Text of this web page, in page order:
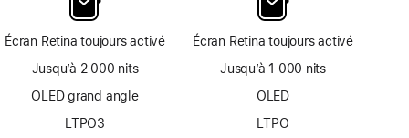
Écran Retina toujours activé
Jusqu’à 2 000 nits
OLED grand angle
LTPO3
Écran Retina toujours activé
Jusqu’à 1 000 nits
OLED
LTPO